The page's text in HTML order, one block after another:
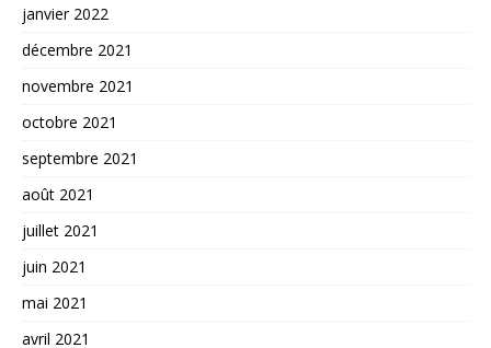
janvier 2022
décembre 2021
novembre 2021
octobre 2021
septembre 2021
août 2021
juillet 2021
juin 2021
mai 2021
avril 2021